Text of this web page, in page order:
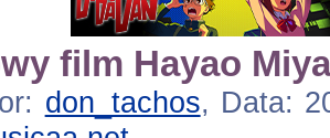
film Hayao
don_tachos, Data: